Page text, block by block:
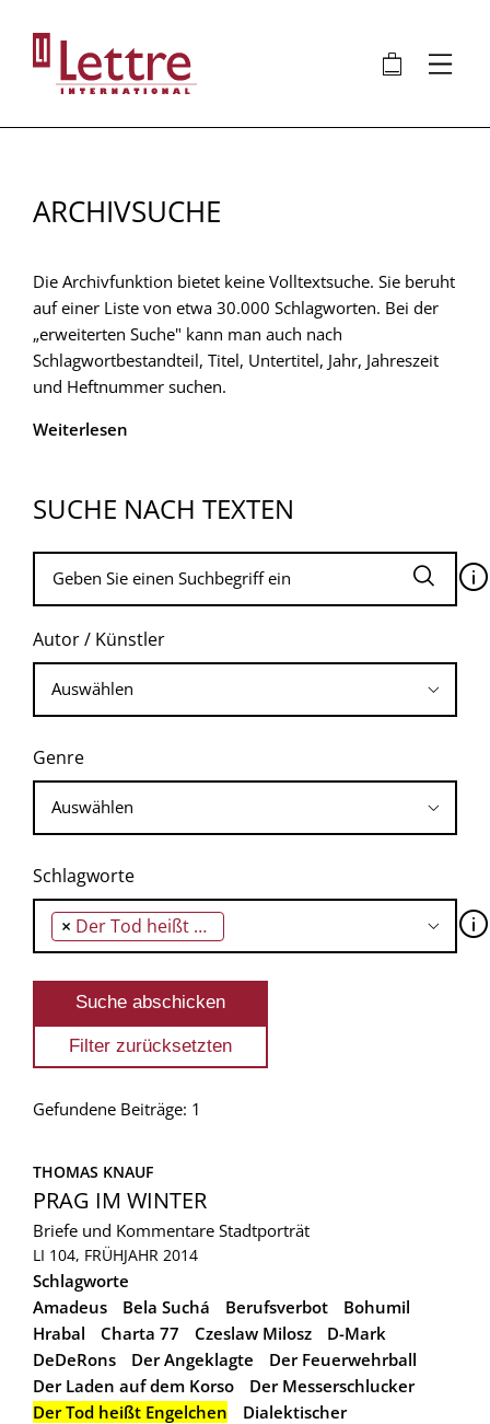
Inhalt
🛍 ⋮
ARCHIVSUCHE
Die Archivfunktion bietet keine Volltextsuche. Sie beruht
auf einer Liste von etwa 30.000 Schlagworten. Bei der
„erweiterten Suche" kann man auch nach
Schlagwortbestandteil, Titel, Untertitel, Jahr, Jahreszeit
und Heftnummer suchen.
Weiterlesen
SUCHE NACH TEXTEN
🛈
Autor / Künstler
Genre
Schlagworte
× Der Tod heißt Engelchen 🛈
Gefundene Beiträge: 1
THOMAS KNAUF
PRAG IM WINTER
Briefe und Kommentare Stadtporträt
LI 104, FRÜHJAHR 2014
Schlagworte
Amadeus
Bela Suchá Berufsverbot
Bohumil
Hrabal
Charta 77 Czeslaw Milosz
D-Mark
DeDeRons
Der Angeklagte
Der Feuerwehrball
Der Laden auf dem Korso
Der Messerschlucker
Der Tod heißt Engelchen
Dialektischer